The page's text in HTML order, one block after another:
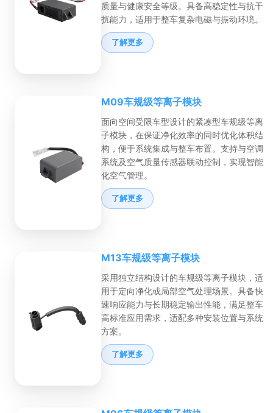
质量与健康安全等级。具备高稳定性与抗干
扰能力，适用于整车复杂电磁与振动环境。
了解更多
M09车规级等离子模块
面向空间受限车型设计的紧凑型车规级等离
子模块，在保证净化效率的同时优化体积结
构，便于系统集成与整车布置。支持与空调
系统及空气质量传感器联动控制，实现智能
化空气管理。
了解更多
M13车规级等离子模块
采用独立结构设计的车规级等离子模块，适
用于定向净化或局部空气处理场景。具备快
速响应能力与长期稳定输出性能，满足整车
高标准应用需求，适配多种安装位置与系统
方案。
了解更多